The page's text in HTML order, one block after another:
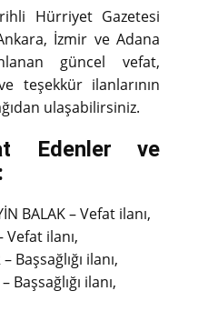
Hürriyet Gazetesi
İzmir ve Adana
güncel vefat,
teşekkür ilanlarının
ulaşabilirsiniz.
Edenler ve
BALAK – Vefat ilanı,
Vefat ilanı,
Başsağlığı ilanı,
Başsağlığı ilanı,